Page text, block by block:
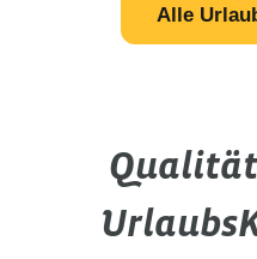
Alle